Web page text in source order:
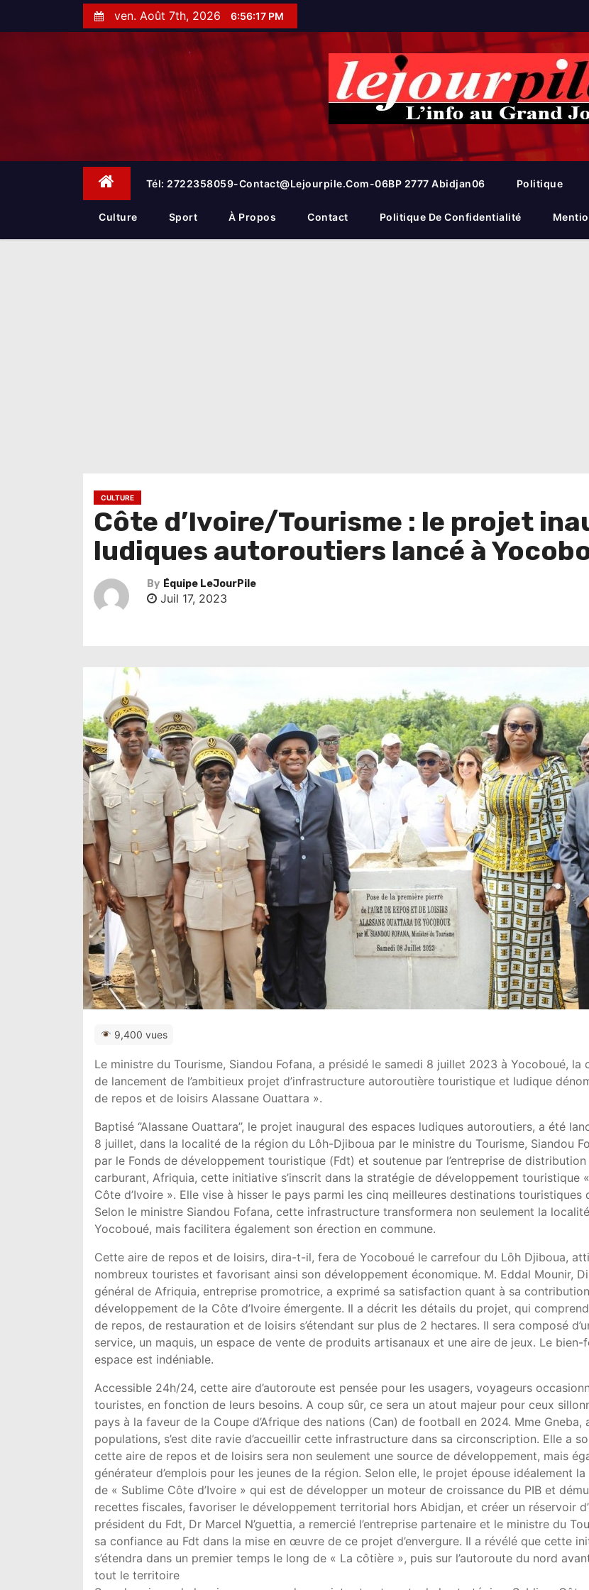
t
ven. Août 7th, 2026 6:56:18 PM
Tél: 2722358059-Contact@lejourpile.com-06BP 2777 Abidjan06 Politique
Culture Sport À Propos Contact Politique De Confidentialité
CULTURE
Côte d’Ivoire/Tourisme : le projet
ludiques autoroutiers lancé à
By Équipe LeJourPile
Juil 17, 2023
9,400 vues
Le ministre du Tourisme, Siandou Fofana, a présidé le samedi 8 juillet 2023 à Yocoboué, la
de lancement de l’ambitieux projet d’infrastructure autoroutière touristique et ludique
de repos et de loisirs Alassane Ouattara ».
Baptisé ‘’Alassane Ouattara’’, le projet inaugural des espaces ludiques autoroutiers, a été
8 juillet, dans la localité de la région du Lôh-Djiboua par le ministre du Tourisme, Siandou
par le Fonds de développement touristique (Fdt) et soutenue par l’entreprise de distribution
carburant, Afriquia, cette initiative s’inscrit dans la stratégie de développement touristique
Côte d’Ivoire ». Elle vise à hisser le pays parmi les cinq meilleures destinations touristiques
Selon le ministre Siandou Fofana, cette infrastructure transformera non seulement la
Yocoboué, mais facilitera également son érection en commune.
Cette aire de repos et de loisirs, dira-t-il, fera de Yocoboué le carrefour du Lôh Djiboua,
nombreux touristes et favorisant ainsi son développement économique. M. Eddal Mounir,
général de Afriquia, entreprise promotrice, a exprimé sa satisfaction quant à sa
développement de la Côte d’Ivoire émergente. Il a décrit les détails du projet, qui
de repos, de restauration et de loisirs s’étendant sur plus de 2 hectares. Il sera composé
service, un maquis, un espace de vente de produits artisanaux et une aire de jeux. Le bien-
espace est indéniable.
Accessible 24h/24, cette aire d’autoroute est pensée pour les usagers, voyageurs
touristes, en fonction de leurs besoins. A coup sûr, ce sera un atout majeur pour ceux
pays à la faveur de la Coupe d’Afrique des nations (Can) de football en 2024. Mme Gneba,
populations, s’est dite ravie d’accueillir cette infrastructure dans sa circonscription. Elle a
cette aire de repos et de loisirs sera non seulement une source de développement, mais
générateur d’emplois pour les jeunes de la région. Selon elle, le projet épouse idéalement
de « Sublime Côte d’Ivoire » qui est de développer un moteur de croissance du PIB et
recettes fiscales, favoriser le développement territorial hors Abidjan, et créer un réservoir
président du Fdt, Dr Marcel N’guettia, a remercié l’entreprise partenaire et le ministre du
sa confiance au Fdt dans la mise en œuvre de ce projet d’envergure. Il a révélé que cette
s’étendra dans un premier temps le long de « La côtière », puis sur l’autoroute du nord
tout le territoire